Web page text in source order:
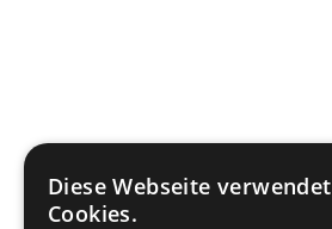
Diese Webseite verwendet
Cookies.